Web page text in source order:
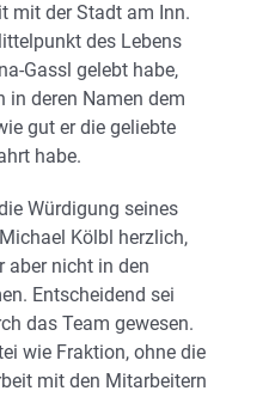
mit der Stadt am Inn.
des Lebens
Gassl gelebt habe,
in deren Namen dem
gut er die geliebte
habe.
Würdigung seines
Kölbl herzlich,
aber nicht in den
Entscheidend sei
das Team gewesen.
wie Fraktion, ohne die
mit den Mitarbeitern